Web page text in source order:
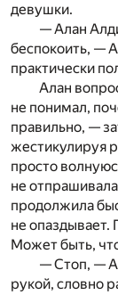
девушки.
— Алан
беспокоить, —
практически
Алан
не понимал,
правильно, —
жестикулируя
просто
не
продолжила
не опаздывает.
Может быть,
— Стоп, —
рукой, словно